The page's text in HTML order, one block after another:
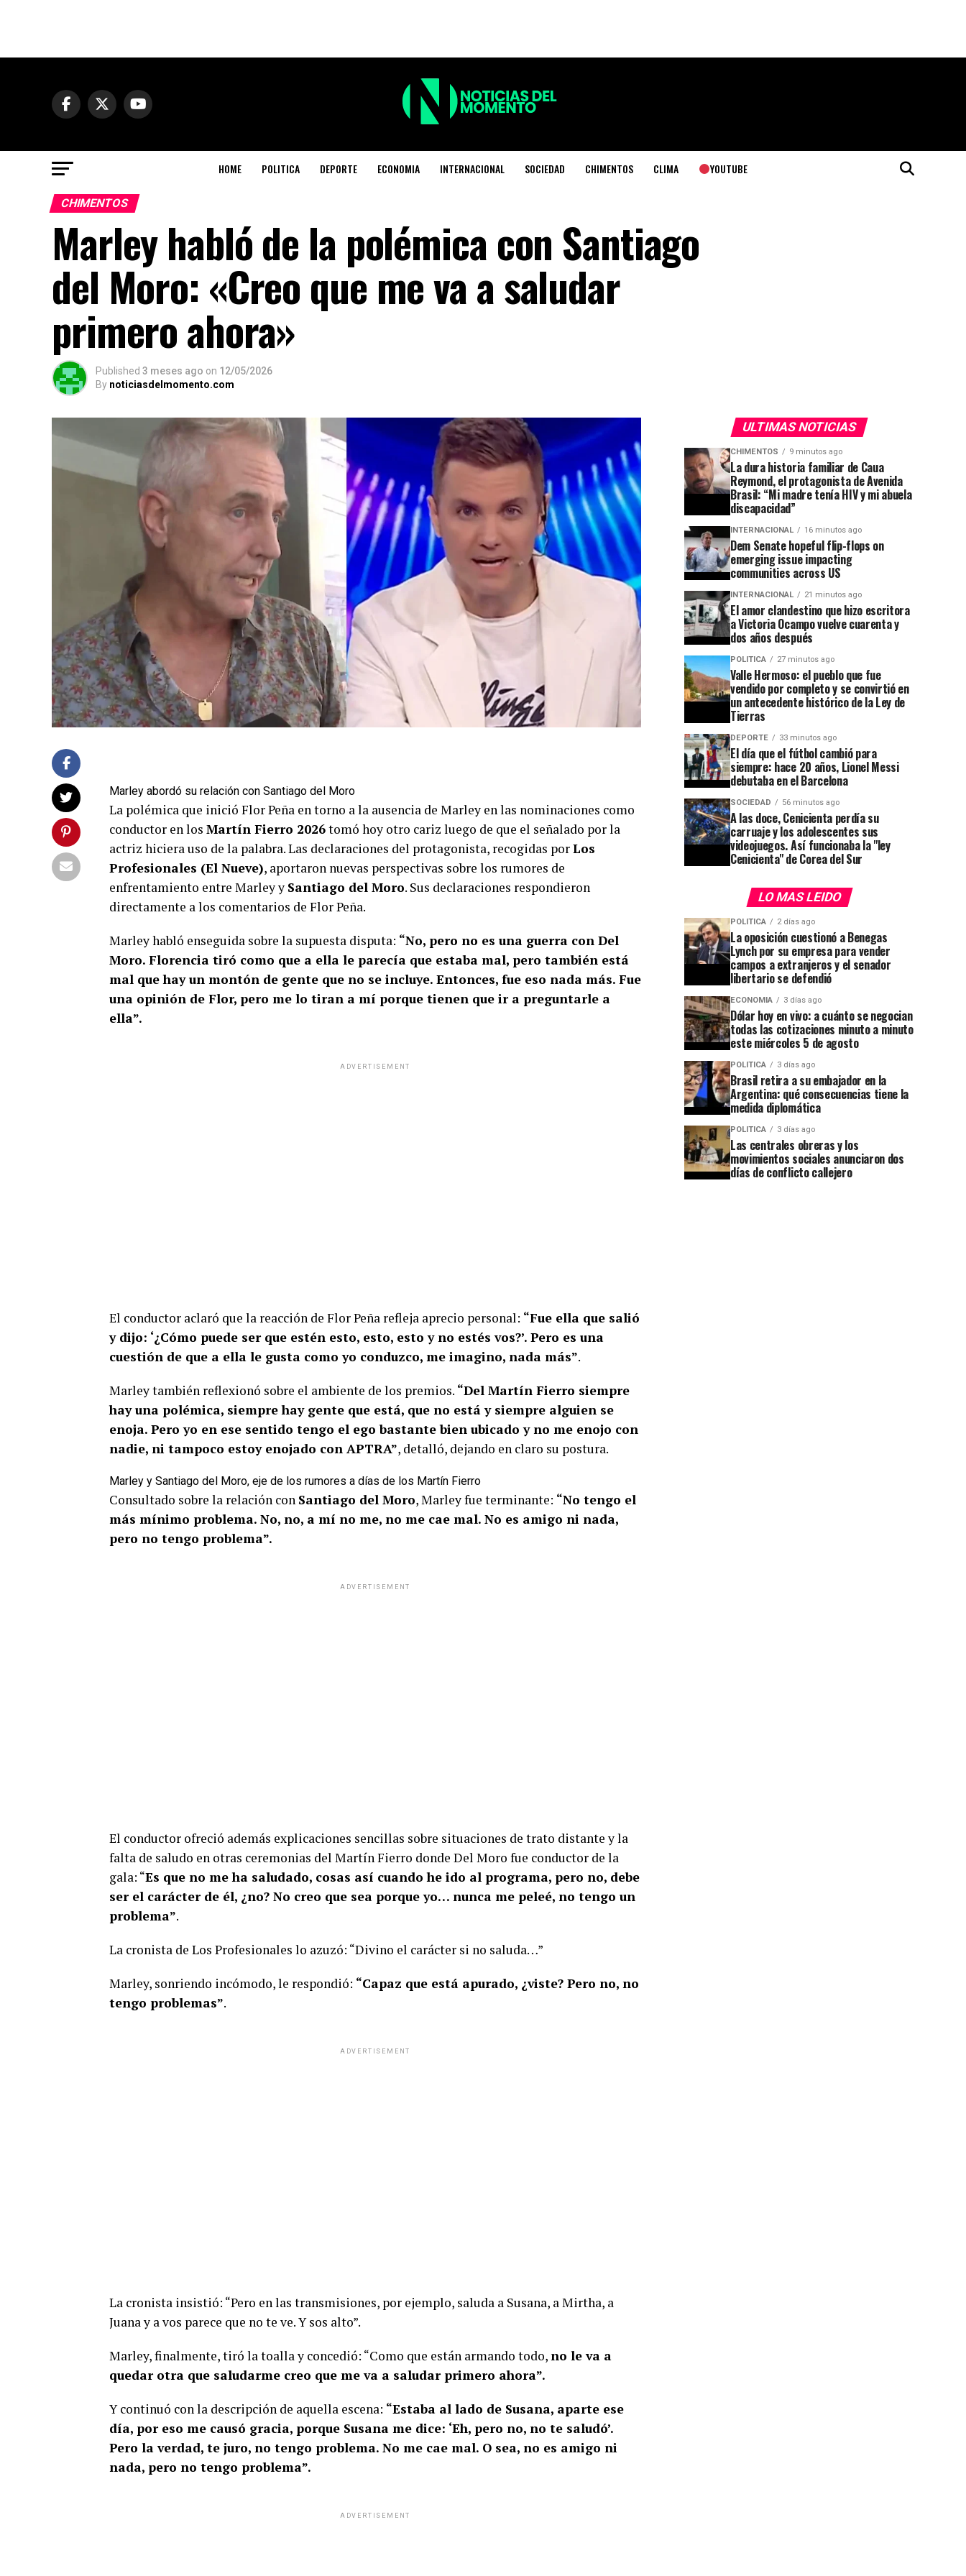
HOME POLITICA DEPORTE ECONOMIA INTERNACIONAL SOCIEDAD CHIMENTOS CLIMA YOUTUBE
CHIMENTOS
Marley habló de la polémica con Santiago
del Moro: «Creo que me va a saludar
primero ahora»
Published 3 meses ago on 12/05/2026
By noticiasdelmomento.com
Marley abordó su relación con Santiago del Moro
La polémica que inició Flor Peña en torno a la ausencia de Marley en las nominaciones como
conductor en los Martín Fierro 2026tomó hoy otro cariz luego de que el señalado por la
actriz hiciera uso de la palabra. Las declaraciones del protagonista, recogidas porLos
Profesionales (El Nueve), aportaron nuevas perspectivas sobre los rumores de
enfrentamiento entre Marley y Santiago del Moro. Sus declaraciones respondieron
directamente a los comentarios de Flor Peña.
Marley habló enseguida sobre la supuesta disputa: “No, pero no es una guerra con Del
Moro. Florencia tiró como que a ella le parecía que estaba mal, pero también está
mal que hay un montón de gente que no se incluye. Entonces, fue eso nada más. Fue
una opinión de Flor, pero me lo tiran a mí porque tienen que ir a preguntarle a
ella”.
ADVERTISEMENT
El conductor aclaró que la reacción de Flor Peña refleja aprecio personal: “Fue ella que salió
y dijo: ‘¿Cómo puede ser que estén esto, esto, esto y no estés vos?’. Pero es una
cuestión de que a ella le gusta como yo conduzco, me imagino, nada más”.
Marley también reflexionó sobre el ambiente de los premios. “Del Martín Fierro siempre
hay una polémica, siempre hay gente que está, que no está y siempre alguien se
enoja. Pero yo en ese sentido tengo el ego bastante bien ubicado y no me enojo con
nadie, ni tampoco estoy enojado con APTRA”, detalló, dejando en claro su postura.
Marley y Santiago del Moro, eje de los rumores a días de los Martín Fierro
Consultado sobre la relación con Santiago del Moro, Marley fue terminante: “No tengo el
más mínimo problema. No, no, a mí no me, no me cae mal. No es amigo ni nada,
pero no tengo problema”.
ADVERTISEMENT
El conductor ofreció además explicaciones sencillas sobre situaciones de trato distante y la
falta de saludo en otras ceremonias del Martín Fierro donde Del Moro fue conductor de la
gala: “Es que no me ha saludado, cosas así cuando he ido al programa, pero no, debe
ser el carácter de él, ¿no? No creo que sea porque yo… nunca me peleé, no tengo un
problema”.
La cronista de Los Profesionales lo azuzó: “Divino el carácter si no saluda…”
Marley, sonriendo incómodo, le respondió: “Capaz que está apurado, ¿viste? Pero no, no
tengo problemas”.
ADVERTISEMENT
La cronista insistió: “Pero en las transmisiones, por ejemplo, saluda a Susana, a Mirtha, a
Juana y a vos parece que no te ve. Y sos alto”.
Marley, finalmente, tiró la toalla y concedió: “Como que están armando todo, no le va a
quedar otra que saludarme creo que me va a saludar primero ahora”.
Y continuó con la descripción de aquella escena: “Estaba al lado de Susana, aparte ese
día, por eso me causó gracia, porque Susana me dice: ‘Eh, pero no, no te saludó’.
Pero la verdad, te juro, no tengo problema. No me cae mal. O sea, no es amigo ni
nada, pero no tengo problema”.
ADVERTISEMENT
ULTIMAS NOTICIAS
CHIMENTOS 9 minutos ago
La dura historia familiar de Caua
Reymond, el protagonista de Avenida
Brasil: “Mi madre tenía HIV y mi abuela
discapacidad”
INTERNACIONAL 16 minutos ago
Dem Senate hopeful flip-flops on
emerging issue impacting
communities across US
INTERNACIONAL 21 minutos ago
El amor clandestino que hizo escritora
a Victoria Ocampo vuelve cuarenta y
dos años después
POLITICA 27 minutos ago
Valle Hermoso: el pueblo que fue
vendido por completo y se convirtió en
un antecedente histórico de la Ley de
Tierras
DEPORTE 33 minutos ago
El día que el fútbol cambió para
siempre: hace 20 años, Lionel Messi
debutaba en el Barcelona
SOCIEDAD 56 minutos ago
A las doce, Cenicienta perdía su
carruaje y los adolescentes sus
videojuegos. Así funcionaba la "ley
Cenicienta" de Corea del Sur
LO MAS LEIDO
POLITICA 2 días ago
La oposición cuestionó a Benegas
Lynch por su empresa para vender
campos a extranjeros y el senador
libertario se defendió
ECONOMIA 3 días ago
Dólar hoy en vivo: a cuánto se negocian
todas las cotizaciones minuto a minuto
este miércoles 5 de agosto
POLITICA 3 días ago
Brasil retira a su embajador en la
Argentina: qué consecuencias tiene la
medida diplomática
POLITICA 3 días ago
Las centrales obreras y los
movimientos sociales anunciaron dos
días de conflicto callejero